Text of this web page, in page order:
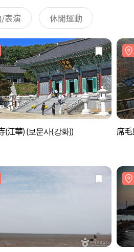
表演 休閒運動
(江華) (보문사(강화)) 席